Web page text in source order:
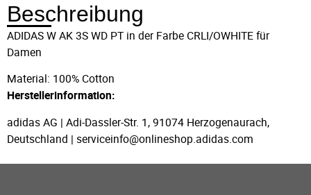
Beschreibung
ADIDAS W AK 3S WD PT in der Farbe CRLI/OWHITE für
Damen
Material: 100% Cotton
Herstellerinformation:
adidas AG | Adi-Dassler-Str. 1, 91074 Herzogenaurach,
Deutschland | serviceinfo@onlineshop.adidas.com